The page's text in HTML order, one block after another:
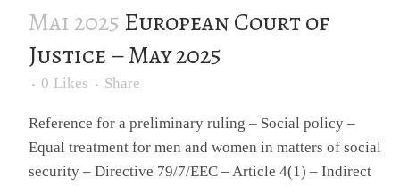
Mai 2025 European Court of
Justice – May 2025
0 Likes Share
Reference for a preliminary ruling – Social policy –
Equal treatment for men and women in matters of social
security – Directive 79/7/EEC – Article 4(1) – Indirect